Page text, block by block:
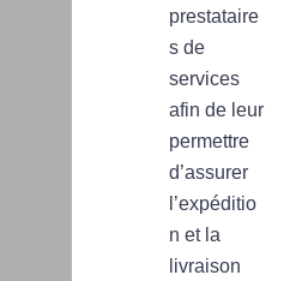
prestataire
s de
services
afin de leur
permettre
d’assurer
l’expéditio
n et la
livraison